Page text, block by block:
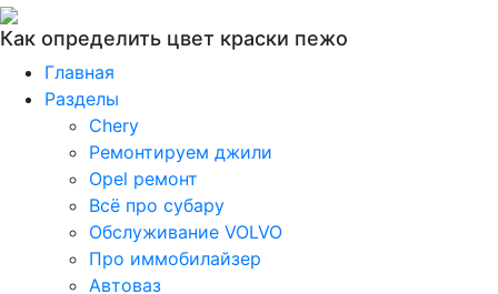
Как определить цвет краски пежо
Главная
Разделы
Chery
Ремонтируем джили
Opel ремонт
Всё про субару
Обслуживание VOLVO
Про иммобилайзер
Автоваз